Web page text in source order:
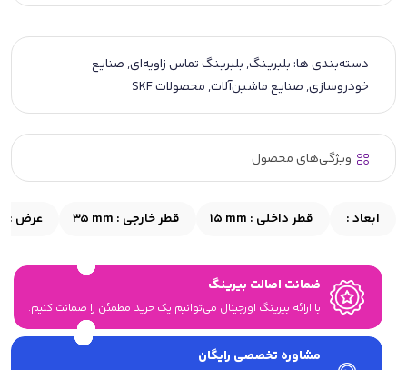
دسته‌بندی ها: بلبرینگ,بلبرینگ تماس زاویه‌ای,صنایع
خودروسازی,صنایع ماشین‌آلات,محصولات SKF
ویژگی‌های محصول
ابعاد : قطر داخلی : 15 mm قطر خارجی : 35 mm عرض :
ضمانت اصالت بیرینگ
با ارائه بیرینگ اورجینال می‎‌توانیم یک خرید مطمئن را ضمانت کنیم.
مشاوره تخصصی رایگان